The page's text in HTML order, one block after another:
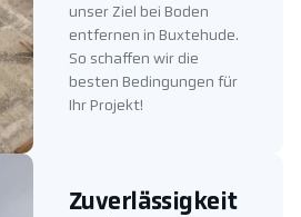
unser Ziel bei Boden
entfernen in Buxtehude.
So schaffen wir die
besten Bedingungen für
Ihr Projekt!
Zuverlässigkeit